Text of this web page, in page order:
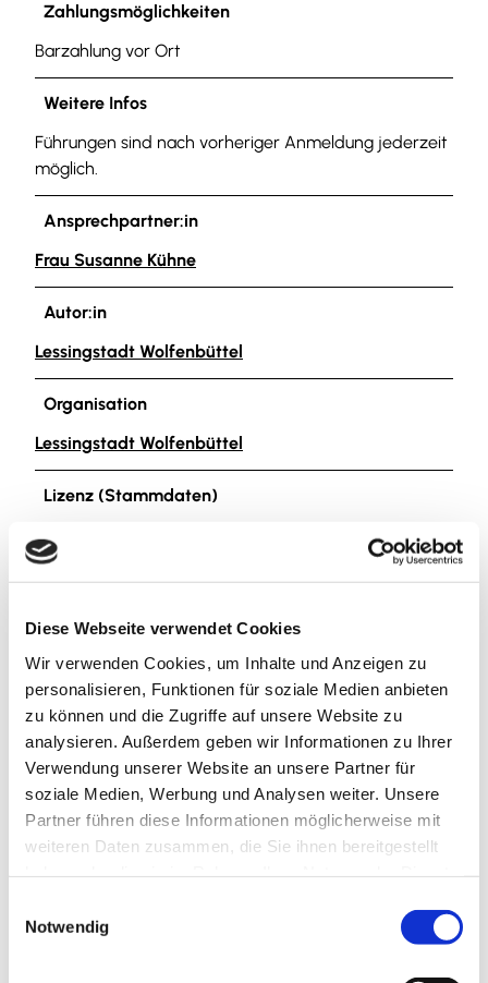
Diese Webseite verwendet Cookies
Wir verwenden Cookies, um Inhalte und Anzeigen zu
personalisieren, Funktionen für soziale Medien anbieten
zu können und die Zugriffe auf unsere Website zu
analysieren. Außerdem geben wir Informationen zu Ihrer
Verwendung unserer Website an unsere Partner für
soziale Medien, Werbung und Analysen weiter. Unsere
Partner führen diese Informationen möglicherweise mit
weiteren Daten zusammen, die Sie ihnen bereitgestellt
Notwendig
Zahlungsmöglichkeiten
Barzahlung vor Ort
Weitere Infos
Führungen sind nach vorheriger Anmeldung jederzeit
möglich.
Ansprechpartner:in
Frau Susanne Kühne
Autor:in
Lessingstadt Wolfenbüttel
Organisation
Lessingstadt Wolfenbüttel
Lizenz (Stammdaten)
Lessingstadt Wolfenbüttel
In der Nähe Auf der Karte anschauen
Touren